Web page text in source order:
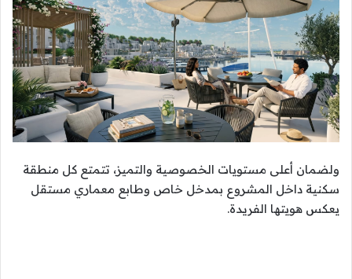
ولضمان أعلى مستويات الخصوصية والتميز، تتمتع كل منطقة
سكنية داخل المشروع بمدخل خاص وطابع معماري مستقل
يعكس هويتها الفريدة.